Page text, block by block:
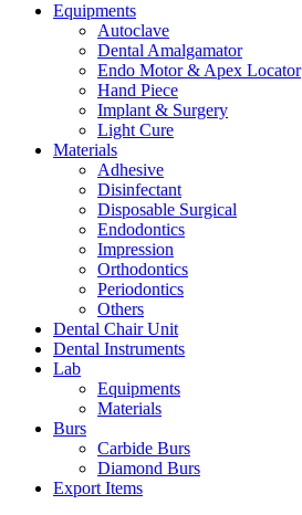
Equipments
Autoclave
Dental Amalgamator
Endo Motor & Apex Locator
Hand Piece
Implant & Surgery
Light Cure
Materials
Adhesive
Disinfectant
Disposable Surgical
Endodontics
Impression
Orthodontics
Periodontics
Others
Dental Chair Unit
Dental Instruments
Lab
Equipments
Materials
Burs
Carbide Burs
Diamond Burs
Export Items